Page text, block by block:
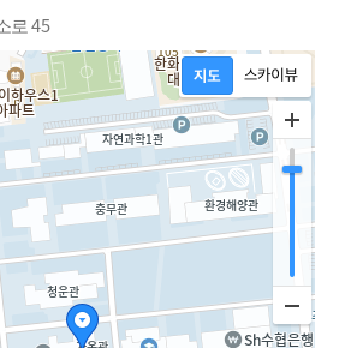
로 45